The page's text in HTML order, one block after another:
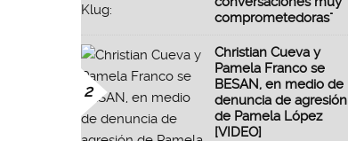
comprometedoras"
2
Christian Cueva y
Pamela Franco se
BESAN, en medio de
denuncia de agresión
de Pamela López
[VIDEO]